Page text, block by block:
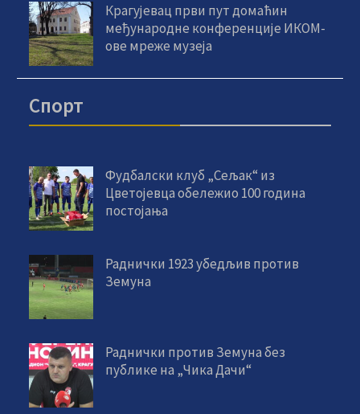
Крагујевац први пут домаћин
међународне конференције ИКОМ-
ове мреже музеја
Спорт
Фудбалски клуб „Сељак“ из
Цветојевца обележио 100 година
постојања
Раднички 1923 убедљив против
Земуна
Раднички против Земуна без
публике на „Чика Дачи“